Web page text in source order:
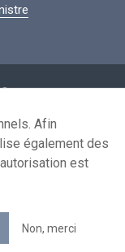
Afin
également des
est
Non, merci